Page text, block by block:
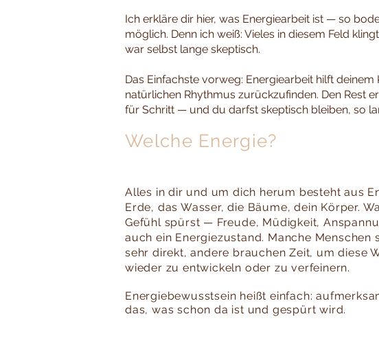
​Ich erkläre dir hier, was Energiearbeit ist — so
möglich. Denn ich weiß: Vieles in diesem Feld
war selbst lange skeptisch.
Das Einfachste vorweg: Energiearbeit hilft deinem
natürlichen Rhythmus zurückzufinden. Den Rest
für Schritt — und du darfst skeptisch bleiben, so
Welche Energie?
Alles in dir und um dich herum besteht aus
Erde, das Wasser, die Bäume, dein Körper.
Gefühl spürst — Freude, Müdigkeit,
auch ein Energiezustand. Manche Menschen
sehr direkt, andere brauchen Zeit, um diese
wieder zu entwickeln oder zu verfeinern.
Energiebewusstsein heißt einfach:
das, was schon da ist und gespürt wird.